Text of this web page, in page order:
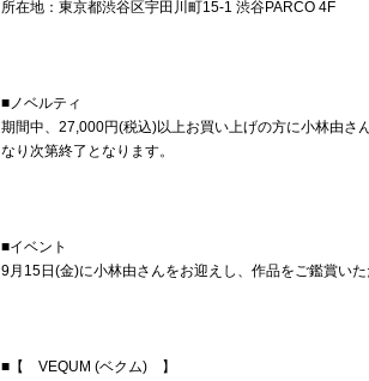
所在地：東京都渋谷区宇田川町15-1 渋谷PARCO 4F
■ノベルティ
期間中、27,000円(税込)以上お買い上げの方に小林由
なり次第終了となります。
■イベント
9月15日(金)に小林由さんをお迎えし、作品をご鑑賞いた
■【 VEQUM (ベクム) 】